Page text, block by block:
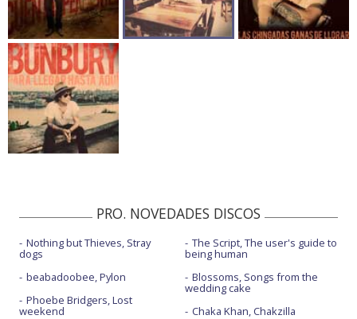
PRO. NOVEDADES DISCOS
Nothing but Thieves, Stray
dogs
beabadoobee, Pylon
Phoebe Bridgers, Lost
weekend
The Script, The user's guide to
being human
Blossoms, Songs from the
wedding cake
Chaka Khan, Chakzilla